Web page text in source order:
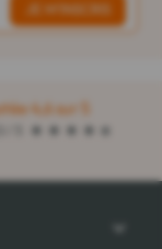
4,6 sur 5